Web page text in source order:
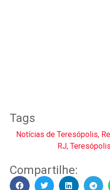
Tags
Notícias de Teresópolis,
RJ, Teresópolis
Compartilhe: